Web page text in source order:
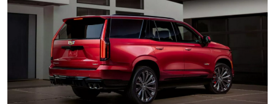
diariamente su exactitud."